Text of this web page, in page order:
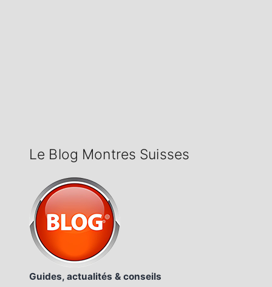
Le Blog Montres Suisses
Guides, actualités & conseils